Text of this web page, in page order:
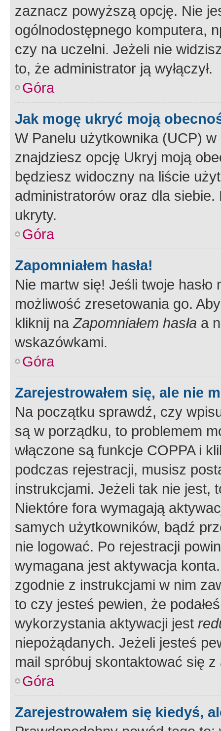
zaznacz powyższą opcję. Nie
ogólnodostępnego komputera,
czy na uczelni. Jeżeli nie
to, że administrator ją wyłączył.
Góra
Jak mogę ukryć moją
W Panelu użytkownika (UCP) w
znajdziesz opcję Ukryj moją
będziesz widoczny na liście
administratorów oraz dla
ukryty.
Góra
Zapomniałem hasła!
Nie martw się! Jeśli twoje
możliwość zresetowania go.
kliknij naZapomniałem hasła a
wskazówkami.
Góra
Zarejestrowałem się, ale nie
Na początku sprawdź, czy
są w porządku, to problemem
włączone są funkcje COPPA i
podczas rejestracji, musisz
instrukcjami. Jeżeli tak nie jest,
Niektóre fora wymagają
samych użytkowników, bądź
nie logować. Po rejestracji
wymagana jest aktywacja
zgodnie z instrukcjami w nim
to czy jesteś pewien, że
wykorzystania aktywacji jest
niepożądanych. Jeżeli jesteś
mail spróbuj skontaktować się
Góra
Zarejestrowałem się kiedyś,